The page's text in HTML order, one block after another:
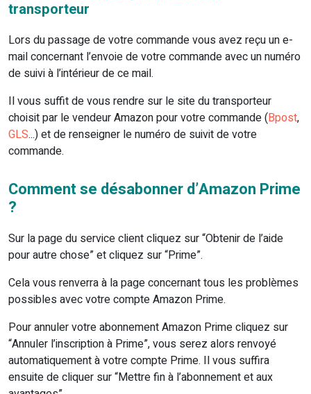
transporteur
Lors du passage de votre commande vous avez reçu un e-
mail concernant l’envoie de votre commande avec un numéro
de suivi à l’intérieur de ce mail.
Il vous suffit de vous rendre sur le site du transporteur
choisit par le vendeur Amazon pour votre commande (Bpost,
GLS...) et de renseigner le numéro de suivit de votre
commande.
Comment se désabonner d’Amazon Prime
?
Sur la page du service client cliquez sur “Obtenir de l’aide
pour autre chose” et cliquez sur “Prime”.
Cela vous renverra à la page concernant tous les problèmes
possibles avec votre compte Amazon Prime.
Pour annuler votre abonnement Amazon Prime cliquez sur
“Annuler l’inscription à Prime”, vous serez alors renvoyé
automatiquement à votre compte Prime. Il vous suffira
ensuite de cliquer sur “Mettre fin à l’abonnement et aux